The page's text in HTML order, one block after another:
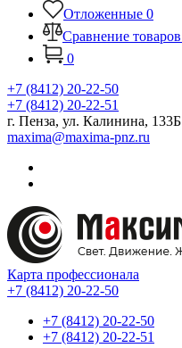
Отложенные 0
Сравнение товаров
0
+7 (8412) 20-22-50
+7 (8412) 20-22-51
г. Пенза, ул. Калинина, 133Б
maxima@maxima-pnz.ru
Карта профессионала
+7 (8412) 20-22-50
+7 (8412) 20-22-50
+7 (8412) 20-22-51